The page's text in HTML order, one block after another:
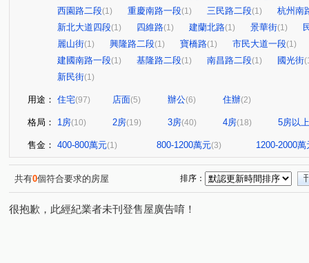
西園路二段(1) 重慶南路一段(1) 三民路二段(1)
杭州南
新北大道四段(1) 四維路(1) 建蘭北路(1) 景華街(1)
麗山街(1) 興隆路二段(1) 寶橋路(1) 市民大道一段(1)
建國南路一段(1) 基隆路二段(1) 南昌路二段(1) 國光街
新民街(1)
用途： 住宅(97) 店面(5) 辦公(6) 住辦(2)
格局： 1房(10) 2房(19) 3房(40) 4房(18) 5房以上
售金： 400-800萬元(1) 800-1200萬元(3) 1200-2000萬
共有0個符合要求的房屋 排序：
很抱歉，此經紀業者未刊登售屋廣告唷！